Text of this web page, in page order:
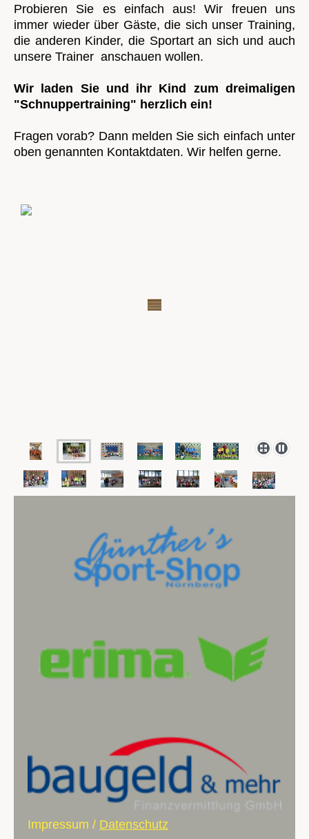
Probieren Sie es einfach aus! Wir freuen uns
immer wieder über Gäste, die sich unser Training,
die anderen Kinder, die Sportart an sich und auch
unsere Trainer anschauen wollen.
Wir laden Sie und ihr Kind zum dreimaligen
"Schnuppertraining" herzlich ein!
Fragen vorab? Dann melden Sie sich einfach unter
oben genannten Kontaktdaten. Wir helfen gerne.
Impressum / Datenschutz